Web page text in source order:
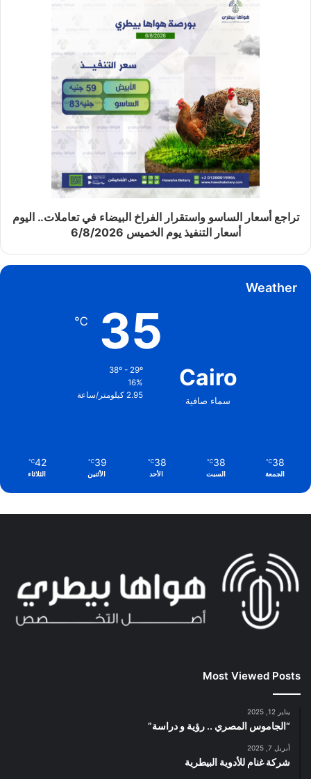
تراجع أسعار الساسو واستقرار الفراخ البيضاء في تعاملات.. اليوم
أسعار التنفيذ يوم الخميس 6/8/2026
Weather
Cairo
سماء صافية
35
℃
38º - 29º
16%
2.95 كيلومتر/ساعة
38
℃
الجمعة
38
℃
السبت
38
℃
الأحد
39
℃
الأثنين
42
℃
الثلاثاء
Most Viewed Posts
يناير 12, 2025
“الجاموس المصري .. رؤية و دراسة”
أبريل 7, 2025
شركة غنام للأدوية البيطرية